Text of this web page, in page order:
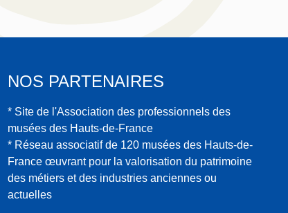
NOS PARTENAIRES
* Site de l'Association des professionnels des
musées des Hauts-de-France
* Réseau associatif de 120 musées des Hauts-de-
France œuvrant pour la valorisation du patrimoine
des métiers et des industries anciennes ou
actuelles